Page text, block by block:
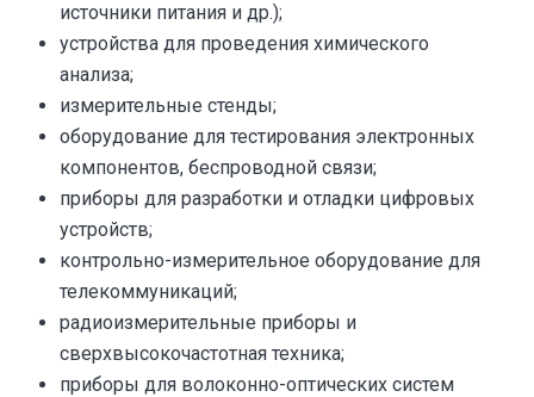
источники питания и др.);
устройства для проведения химического
анализа;
измерительные стенды;
оборудование для тестирования электронных
компонентов, беспроводной связи;
приборы для разработки и отладки цифровых
устройств;
контрольно-измерительное оборудование для
телекоммуникаций;
радиоизмерительные приборы и
сверхвысокочастотная техника;
приборы для волоконно-оптических систем